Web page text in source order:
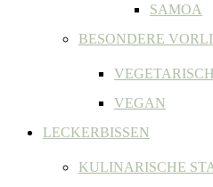
SAMOA
BESONDERE
VEGETARISCH
VEGAN
LECKERBISSEN
KULINARISCHE